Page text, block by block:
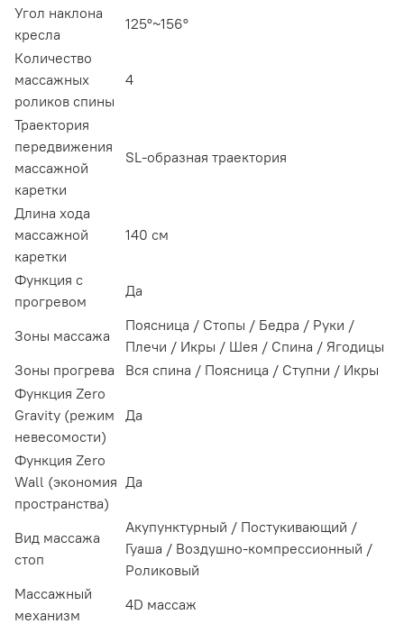
Угол наклона
кресла
125°~156°
Количество
массажных
роликов спины
4
Траектория
передвижения
массажной
каретки
SL-образная траектория
Длина хода
массажной
каретки
140 см
Функция с
прогревом
Да
Зоны массажа
Поясница / Стопы / Бедра / Руки /
Плечи / Икры / Шея / Спина / Ягодицы
Зоны прогрева
Вся спина / Поясница / Ступни / Икры
Функция Zero
Gravity (режим
невесомости)
Да
Функция Zero
Wall (экономия
пространства)
Да
Вид массажа
стоп
Акупунктурный / Постукивающий /
Гуаша / Воздушно-компрессионный /
Роликовый
Массажный
механизм
4D массаж